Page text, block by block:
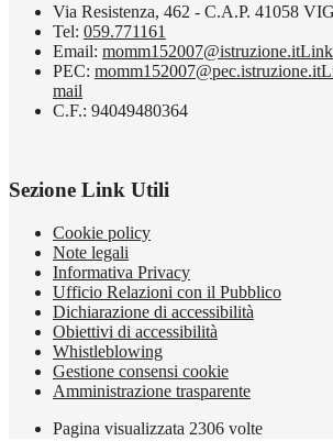
Via Resistenza, 462 - C.A.P. 41058
Tel: 059.771161
Email: momm152007@istruzione.itLink
PEC: momm152007@pec.istruzione.it
mail
C.F.: 94049480364
Sezione Link Utili
Cookie policy
Note legali
Informativa Privacy
Ufficio Relazioni con il Pubblico
Dichiarazione di accessibilità
Obiettivi di accessibilità
Whistleblowing
Gestione consensi cookie
Amministrazione trasparente
Pagina visualizzata 2306 volte